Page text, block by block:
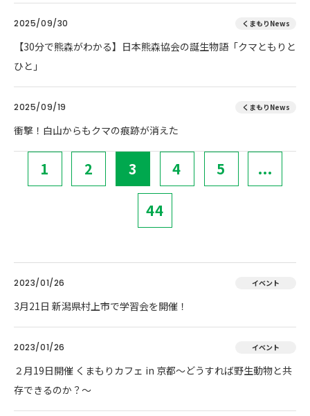
2025/09/30 くまもりNews
【30分で熊森がわかる】日本熊森協会の誕生物語「クマともりと
ひと」
2025/09/19 くまもりNews
衝撃！白山からもクマの痕跡が消えた
1 2 3 4 5 ...
44
2023/01/26 イベント
3月21日 新潟県村上市で学習会を開催！
2023/01/26 イベント
２月19日開催 くまもりカフェ in 京都～どうすれば野生動物と共
存できるのか？～